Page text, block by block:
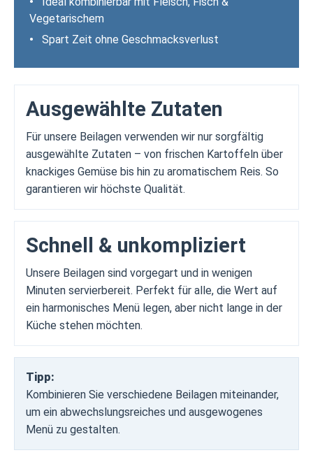
Vegetarischem
•
Spart Zeit ohne Geschmacksverlust
Ausgewählte Zutaten
Für unsere Beilagen verwenden wir nur sorgfältig
ausgewählte Zutaten – von frischen Kartoffeln über
knackiges Gemüse bis hin zu aromatischem Reis. So
garantieren wir höchste Qualität.
Schnell & unkompliziert
Unsere Beilagen sind vorgegart und in wenigen
Minuten servierbereit. Perfekt für alle, die Wert auf
ein harmonisches Menü legen, aber nicht lange in der
Küche stehen möchten.
Tipp:
Kombinieren Sie verschiedene Beilagen miteinander,
um ein abwechslungsreiches und ausgewogenes
Menü zu gestalten.